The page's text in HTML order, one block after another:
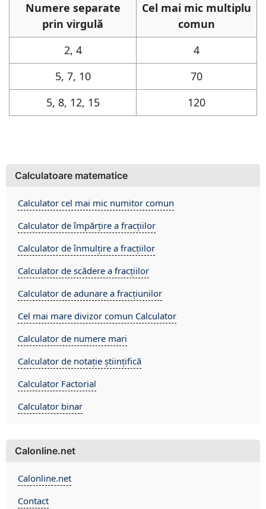
Numere separate
prin virgulă
Cel mai mic multiplu
comun
2, 4
4
5, 7, 10
70
5, 8, 12, 15
120
Calculatoare matematice
Calculator cel mai mic numitor comun
Calculator de împărțire a fracțiilor
Calculator de înmulțire a fracțiilor
Calculator de scădere a fracțiilor
Calculator de adunare a fracțiunilor
Cel mai mare divizor comun Calculator
Calculator de numere mari
Calculator de notație științifică
Calculator Factorial
Calculator binar
Calonline.net
Calonline.net
Contact